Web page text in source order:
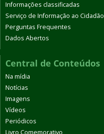
Informações classificadas
Serviço de Informação ao Cidadão
Perguntas Frequentes
Dados Abertos
Central de Conteúdos
Na mídia
Notícias
Imagens
Vídeos
Periódicos
Livro Comemorativo